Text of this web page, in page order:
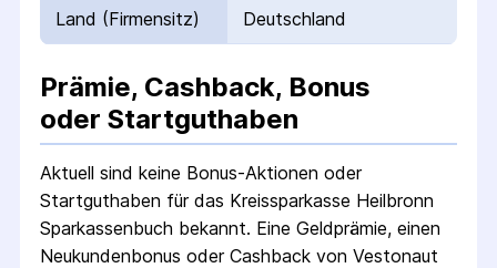
Land (Firmensitz) Deutschland
Prämie, Cashback, Bonus
oder Startguthaben
Aktuell sind keine Bonus-Aktionen oder
Startguthaben für das Kreissparkasse Heilbronn
Sparkassenbuch bekannt. Eine Geldprämie, einen
Neukundenbonus oder Cashback von Vestonaut